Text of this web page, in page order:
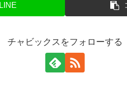
LINE
チャビックスをフォローする